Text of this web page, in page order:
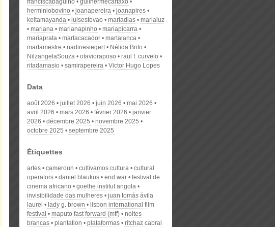
franciscabagulho
guilhermecartaxo
herminiobovino
joanapereira
joanapires
keitamayanda
luisestevao mariadias
marialuz
mariana
marianapinho
mariapicarra
mariaprata
martacacador
martalanca
martamestre
nadinesiegert
Nélida Brito
NilzangelaSouza
otavioraposo
raul f. curvelo
ritadamasio
samirapereira Victor Hugo Lopes
Data
août 2026 juillet 2026 juin 2026
mai 2026
avril 2026
mars 2026 février 2026
janvier
2026
décembre 2025
novembre 2025
octobre 2025
septembre 2025
Étiquettes
artes cameroun cultivamos cultura
cultural
operators
daniel blaukus end war
festival de
cinema africano
goethe institut angola
invisibilidade das mulheres
juan tomás ávila
laurel
lady g. brown
lisbon international film
festival
maputo fast forward (mff)
noites
brancas
plantation plataformas
ritchaz cabral